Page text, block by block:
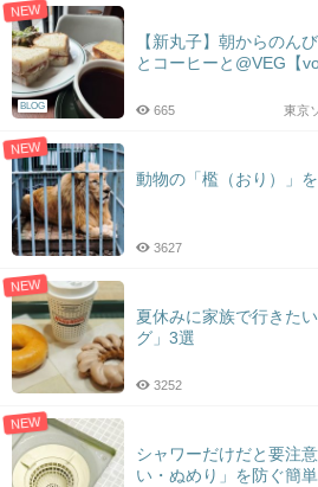
NEW
BLOG
【新丸子】朝からのん
とコーヒーと@VEG【
東京
665
NEW
動物の「檻（おり）」
3627
NEW
夏休みに家族で行きた
グ」3選
3252
NEW
シャワーだけだと要注
い・ぬめり」を防ぐ簡